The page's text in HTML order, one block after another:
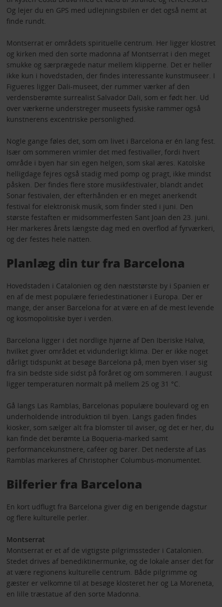
Og lejer du en GPS med udlejningsbilen er det også nemt at
finde rundt.
Montserrat er områdets spirituelle centrum. Her ligger klostret
og kirken med den sorte madonna af Montserrat i den meget
smukke og særprægede natur mellem klipperne. Det er heller
ikke kun i hovedstaden, der findes interessante kunstmuseer. I
Figueres ligger Dali-museet, der rummer værker af den
verdensberømte surrealist Salvador Dali, som er født her. Ud
over værkerne understreger museets fysiske rammer også
kunstnerens excentriske personlighed.
Nogle gange føles det, som om livet i Barcelona er én lang fest.
Især om sommeren vrimler det med festivaller, fordi hvert
område i byen har sin egen helgen, som skal æres. Katolske
helligdage fejres også stadig med pomp og pragt, ikke mindst
påsken. Der findes flere store musikfestivaler, blandt andet
Sonar festivalen, der efterhånden er en meget anerkendt
festival for elektronisk musik, som finder sted i juni. Den
største festaften er midsommerfesten Sant Joan den 23. juni.
Her markeres årets længste dag med en overflod af fyrværkeri,
og der festes hele natten.
Planlæg din tur fra Barcelona
Hovedstaden i Catalonien og den næststørste by i Spanien er
en af de mest populære feriedestinationer i Europa. Der er
mange, der anser Barcelona for at være en af de mest levende
og kosmopolitiske byer i verden.
Barcelona ligger i det nordlige hjørne af Den Iberiske Halvø,
hvilket giver området et vidunderligt klima. Der er ikke noget
dårligt tidspunkt at besøge Barcelona på, men byen viser sig
fra sin bedste side sidst på foråret og om sommeren. I august
ligger temperaturen normalt på mellem 25 og 31 °C.
Gå langs Las Ramblas, Barcelonas populære boulevard og en
underholdende introduktion til byen. Langs gaden findes
kiosker, som sælger alt fra blomster til aviser, og det er her, du
kan finde det berømte La Boqueria-marked samt
performancekunstnere, caféer og barer. Det nederste af Las
Ramblas markeres af Christopher Columbus-monumentet.
Bilferier fra Barcelona
En kort udflugt fra Barcelona giver dig en berigende dagstur
og flere kulturelle perler.
Montserrat
Montserrat er et af de vigtigste pilgrimssteder i Catalonien.
Stedet drives af benediktinermunke, og de lokale anser det for
at være regionens kulturelle centrum. Både pilgrimme og
gæster er velkomne til at besøge klosteret her og La Moreneta,
en lille træstatue af den sorte Madonna.